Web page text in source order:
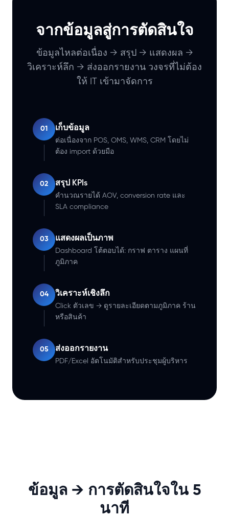
จากข้อมูลสู่การตัดสินใจ
ข้อมูลไหลต่อเนื่อง → สรุป → แสดงผล →
วิเคราะห์ลึก → ส่งออกรายงาน วงจรที่ไม่ต้อง
ให้ IT เข้ามาจัดการ
01 เก็บข้อมูล
ต่อเนื่องจาก POS, OMS, WMS, CRM โดยไม่
ต้อง import ด้วยมือ
02 สรุป KPIs
คำนวณรายได้ AOV, conversion rate และ
SLA compliance
03 แสดงผลเป็นภาพ
Dashboard โต้ตอบได้: กราฟ ตาราง แผนที่
ภูมิภาค
04 วิเคราะห์เชิงลึก
Click ตัวเลข → ดูรายละเอียดตามภูมิภาค ร้าน
หรือสินค้า
05 ส่งออกรายงาน
PDF/Excel อัตโนมัติสำหรับประชุมผู้บริหาร
ข้อมูล → การตัดสินใจใน 5
นาที